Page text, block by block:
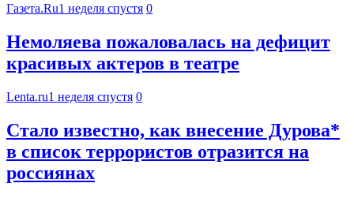
Газета.Ru1 неделя спустя 0
Немоляева пожаловалась на дефицит
красивых актеров в театре
Lenta.ru1 неделя спустя 0
Стало известно, как внесение Дурова*
в список террористов отразится на
россиянах